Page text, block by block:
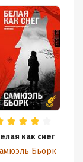
как снег
Бьорк